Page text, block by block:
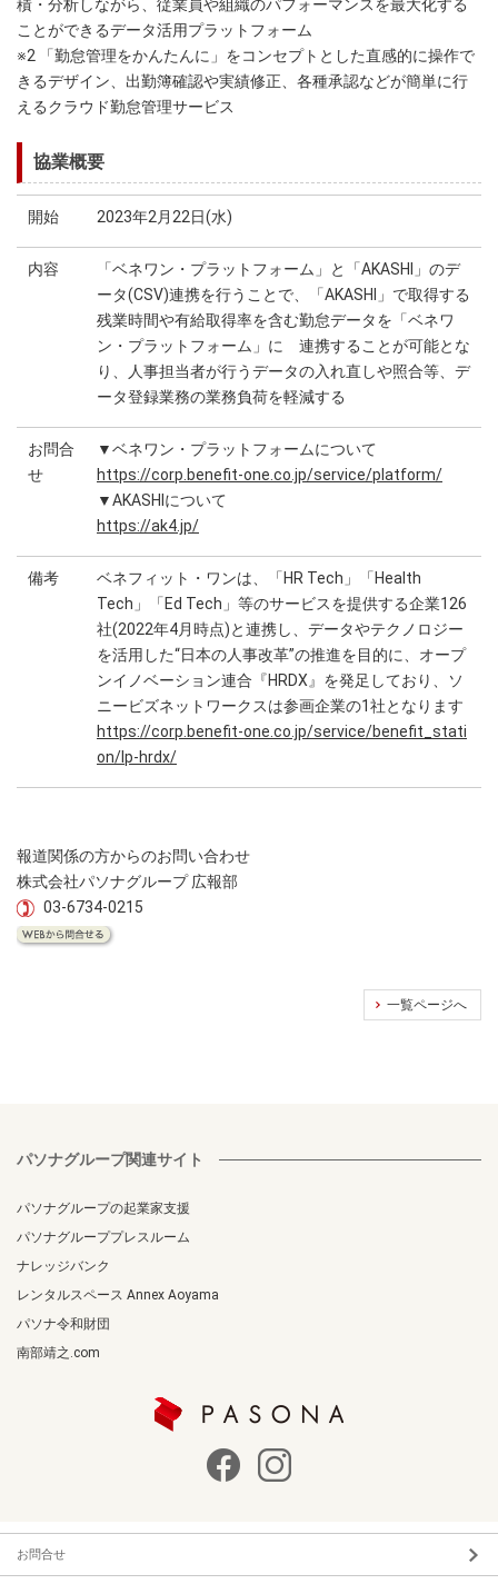
積・分析しながら、従業員や組織のパフォーマンスを最大化する
ことができるデータ活用プラットフォーム
※2 「勤怠管理をかんたんに」をコンセプトとした直感的に操作で
きるデザイン、出勤簿確認や実績修正、各種承認などが簡単に行
えるクラウド勤怠管理サービス
協業概要
開始 2023年2月22日(水)
内容
「ベネワン・プラットフォーム」と「AKASHI」のデ
ータ(CSV)連携を行うことで、「AKASHI」で取得する
残業時間や有給取得率を含む勤怠データを「ベネワ
ン・プラットフォーム」に 連携することが可能とな
り、人事担当者が行うデータの入れ直しや照合等、デ
ータ登録業務の業務負荷を軽減する
お問合
せ
▼ベネワン・プラットフォームについて
https://corp.benefit-one.co.jp/service/platform/
▼AKASHIについて
https://ak4.jp/
備考
ベネフィット・ワンは、「HR Tech」「Health
Tech」「Ed Tech」等のサービスを提供する企業126
社(2022年4月時点)と連携し、データやテクノロジー
を活用した“日本の人事改革”の推進を目的に、オープ
ンイノベーション連合『HRDX』を発足しており、ソ
ニービズネットワークスは参画企業の1社となります
https://corp.benefit-one.co.jp/service/benefit_stati
on/lp-hrdx/
報道関係の方からのお問い合わせ
株式会社パソナグループ 広報部
03-6734-0215
一覧ページへ
パソナグループ関連サイト
パソナグループの起業家支援
パソナグループプレスルーム
ナレッジバンク
レンタルスペース Annex Aoyama
パソナ令和財団
南部靖之.com
お問合せ